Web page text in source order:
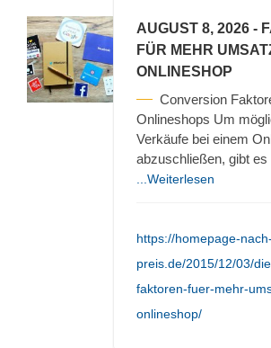
AUGUST 8, 2026 -
FÜR MEHR
ONLINESHOP
Conversion
Onlineshops Um
Verkäufe bei einem
abzuschließen, gibt es
...Weiterlesen
https://homepage-nach-
preis.de/2015/12/03/
faktoren-fuer-mehr-
onlineshop/